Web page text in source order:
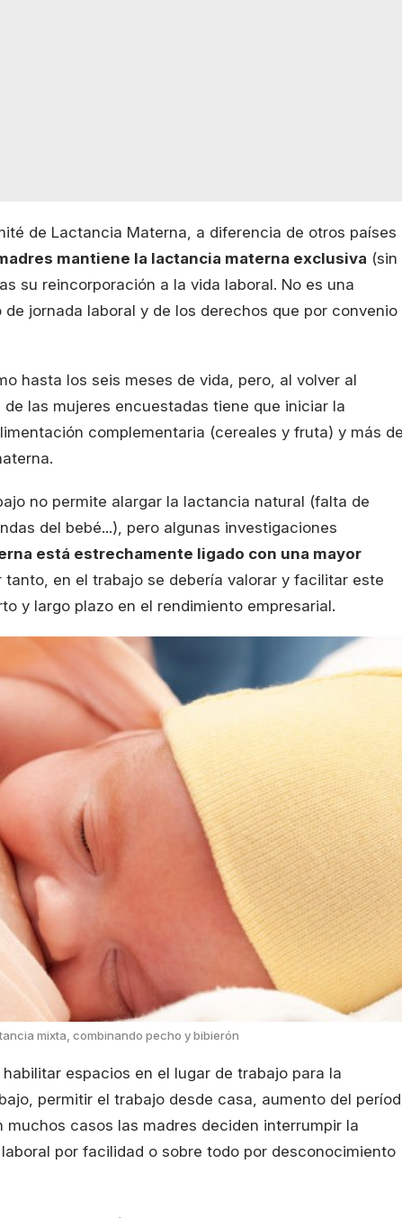
de Lactancia Materna, a diferencia de otros países
mantiene la lactancia materna exclusiva (sin
su reincorporación a la vida laboral. No es una
jornada laboral y de los derechos que por convenio
hasta los seis meses de vida, pero, al volver al
las mujeres encuestadas tiene que iniciar la
complementaria (cereales y fruta) y más
no permite alargar la lactancia natural (falta de
del bebé...), pero algunas investigaciones
está estrechamente ligado con una mayor
tanto, en el trabajo se debería valorar y facilitar este
y largo plazo en el rendimiento empresarial.
mixta, combinando pecho y bibierón
espacios en el lugar de trabajo para la
permitir el trabajo desde casa, aumento del
muchos casos las madres deciden interrumpir la
por facilidad o sobre todo por desconocimiento